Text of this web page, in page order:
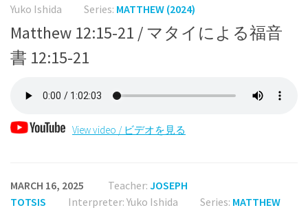
Yuko Ishida
Series: MATTHEW (2024)
Matthew 12:15-21 / マタイによる福音
書 12:15-21
View video / ビデオを見る
MARCH 16, 2025 Teacher: JOSEPH
TOTSIS
Interpreter: Yuko Ishida Series: MATTHEW